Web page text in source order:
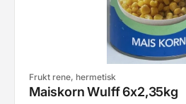
Frukt rene, hermetisk
Maiskorn Wulff 6x2,35kg